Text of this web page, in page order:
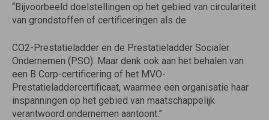
“Bijvoorbeeld doelstellingen op het gebied van circulariteit
van grondstoffen of certificeringen als de
CO2-Prestatieladder en de Prestatieladder Socialer
Ondernemen (PSO). Maar denk ook aan het behalen van
een B Corp-certificering of het MVO-
Prestatieladdercertificaat, waarmee een organisatie haar
inspanningen op het gebied van maatschappelijk
verantwoord ondernemen aantoont.”